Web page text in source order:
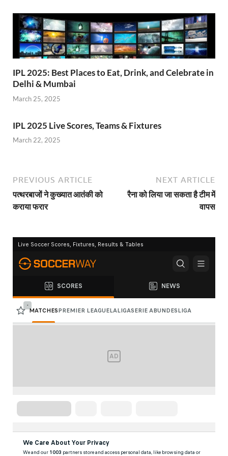
IPL 2025: Best Places to Eat, Drink, and Celebrate in
Delhi & Mumbai
March 25, 2025
IPL 2025 Live Scores, Teams & Fixtures
March 22, 2025
PREVIOUS ARTICLE
पत्थरबाजों ने कुख्यात आतंकी को
कराया फरार
NEXT ARTICLE
रैना को लिया जा सकता है टीम में
वापस